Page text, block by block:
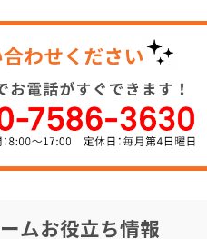
ムお役立ち情報